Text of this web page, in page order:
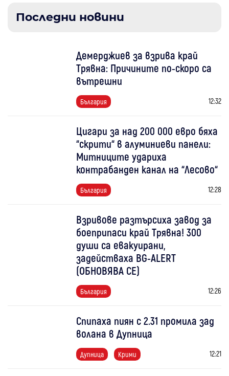
Последни новини
Демерджиев за взрива край
Трявна: Причините по-скоро са
вътрешни
България 12:32
Цигари за над 200 000 евро бяха
“скрити“ в алуминиеви панели:
Митниците удариха
контрабанден канал на “Лесово“
България 12:28
Взривове разтърсиха завод за
боеприпаси край Трявна! 300
души са евакуирани,
задействаха BG-ALERT
(ОБНОВЯВА СЕ)
България 12:26
Спипаха пиян с 2.31 промила зад
волана в Дупница
Дупница Крими 12:21